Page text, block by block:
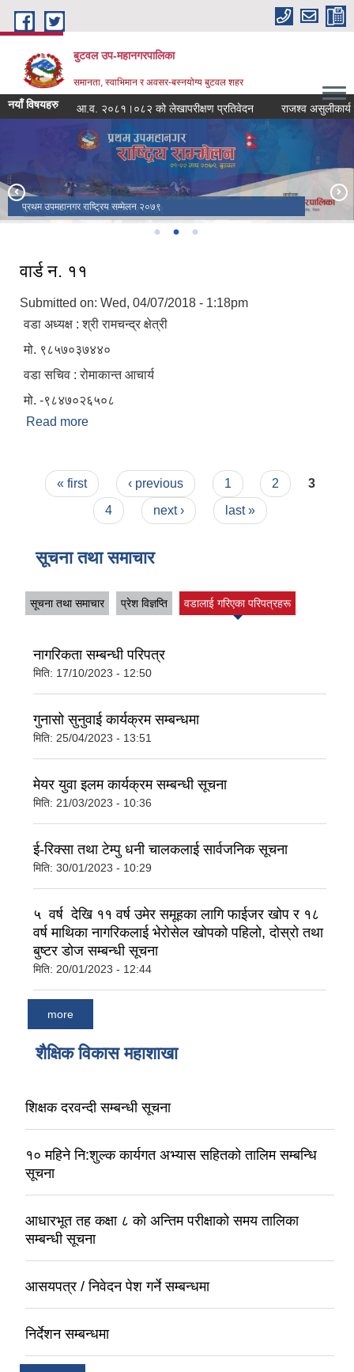
Skip to main content
बुटवल उप-महानगरपालिका
समानता, स्वाभिमान र अवसर-बस्नयोग्य बुटवल शहर
नयाँ विषयहरु आ.व. २०८१।०८२ को लेखापरीक्षण प्रतिवेदन राजश्व असुलीकार्य
प्रथम उपमहानगर राष्ट्रिय सम्मेलन २०७९
सपथ ग्रहण तथा पदस्थापन समारोह २०७९
वार्ड न. ११
Submitted on: Wed, 04/07/2018 - 1:18pm
वडा अध्यक्ष : श्री रामचन्द्र क्षेत्री
मो. ९८५७०३७४४०
वडा सचिव : रोमाकान्त आचार्य
मो. -९८४७०२६५०८
Read more
Pages
« first ‹ previous 1 2
3
4
next › last »
सूचना तथा समाचार
सूचना तथा समाचार प्रेश विज्ञप्ति वडालाई गरिएका परिपत्रहरू
नागरिकता सम्बन्धी परिपत्र
मिति: 17/10/2023 - 12:50
गुनासो सुनुवाई कार्यक्रम सम्बन्धमा
मिति: 25/04/2023 - 13:51
मेयर युवा इलम कार्यक्रम सम्बन्धी सूचना
मिति: 21/03/2023 - 10:36
ई-रिक्सा तथा टेम्पु धनी चालकलाई सार्वजनिक सूचना
मिति: 30/01/2023 - 10:29
५ वर्ष देखि ११ वर्ष उमेर समूहका लागि फाईजर खोप र १८
वर्ष माथिका नागरिकलाई भेरोसेल खोपको पहिलो, दोस्रो तथा
बुष्टर डोज सम्बन्धी सूचना
मिति: 20/01/2023 - 12:44
more
शैक्षिक विकास महाशाखा
शिक्षक दरवन्दी सम्बन्धी सूचना
१० महिने नि:शुल्क कार्यगत अभ्यास सहितको तालिम सम्बन्धि
सूचना
आधारभूत तह कक्षा ८ को अन्तिम परीक्षाको समय तालिका
सम्बन्धी सूचना
आसयपत्र / निवेदन पेश गर्ने सम्बन्धमा
निर्देशन सम्बन्धमा